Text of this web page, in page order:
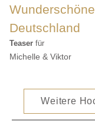
Deutschland
Teaser für
Michelle & Viktor
Weitere